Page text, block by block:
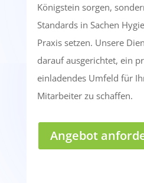
Königstein sorgen,
Standards in Sachen
Praxis setzen. Unsere
darauf ausgerichtet, ein
einladendes Umfeld für
Mitarbeiter zu schaffen.
Angebot